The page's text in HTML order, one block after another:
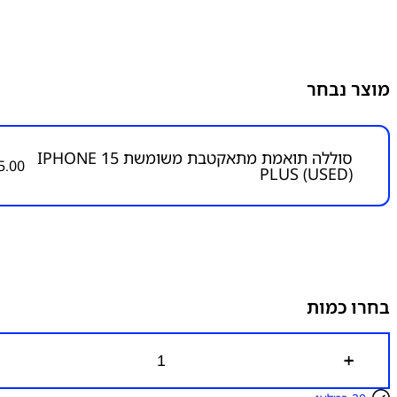
מוצר נבחר
סוללה תואמת מתאקטבת משומשת IPHONE 15
PLUS (USED)
בחרו כמות